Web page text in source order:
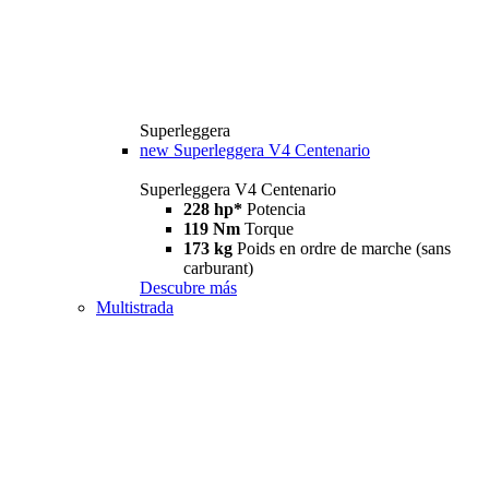
Superleggera
new Superleggera V4 Centenario
Superleggera V4 Centenario
228 hp* Potencia
119 Nm Torque
173 kg Poids en ordre de marche (sans
carburant)
Descubre más
Multistrada